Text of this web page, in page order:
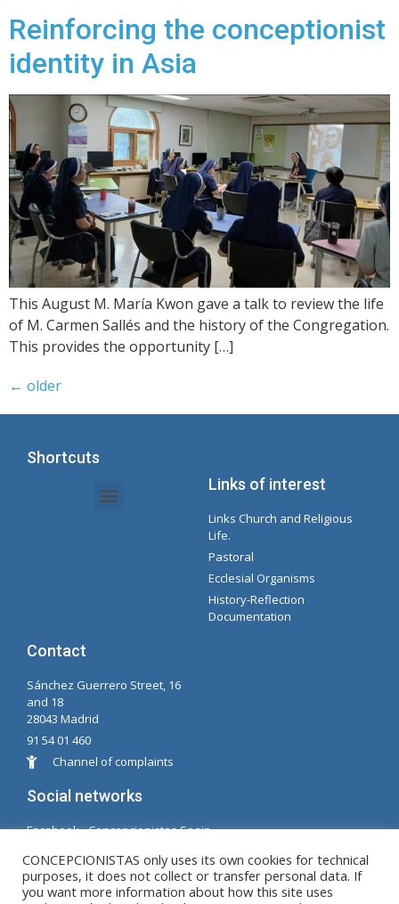
Reinforcing the conceptionist
identity in Asia
This August M. María Kwon gave a talk to review the life
of M. Carmen Sallés and the history of the Congregation.
This provides the opportunity […]
← older
Shortcuts
Links of interest
Links Church and Religious
Life.
Pastoral
Ecclesial Organisms
History-Reflection
Documentation
Contact
Sánchez Guerrero Street, 16
and 18
28043 Madrid
91 54 01 460
Channel of complaints
Social networks
Facabook - Concepcionistas Spain
© Copyright MM. Conceptionists. Developed by LC.
CONCEPCIONISTAS only uses its own cookies for technical
purposes, it does not collect or transfer personal data. If
you want more information about how this site uses